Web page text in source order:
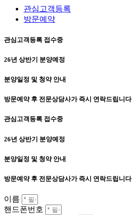
관심고객등록
방문예약
관심고객등록 접수중
26년 상반기 분양예정
분양일정 및 청약 안내
방문예약 후 전문상담사가 즉시 연락드립니다
관심고객등록 접수중
26년 상반기 분양예정
분양일정 및 청약 안내
방문예약 후 전문상담사가 즉시 연락드립니다
이름
핸드폰번호